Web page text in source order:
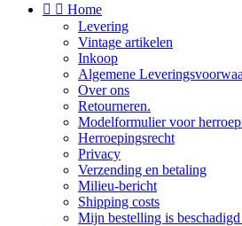
  Home
Levering
Vintage artikelen
Inkoop
Algemene
Over ons
Retourneren.
Modelformulier voor
Herroepingsrecht
Privacy
Verzending en betaling
Milieu-bericht
Shipping costs
Mijn bestelling is